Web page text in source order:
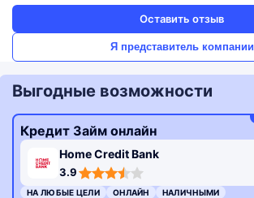
Оставить отзыв
Я представитель компании
Выгодные возможности
Кредит Займ онлайн
Home Credit Bank
3.9
rating
НА ЛЮБЫЕ ЦЕЛИ ОНЛАЙН НАЛИЧНЫМИ